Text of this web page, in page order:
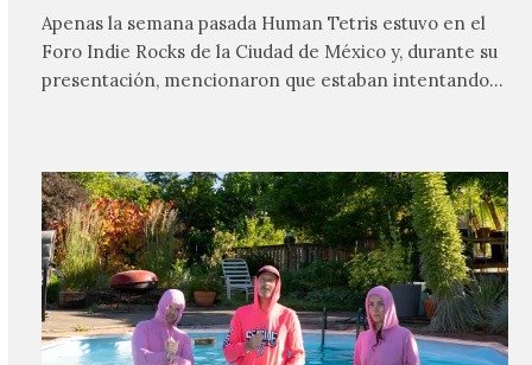
Apenas la semana pasada Human Tetris estuvo en el
Foro Indie Rocks de la Ciudad de México y, durante su
presentación, mencionaron que estaban intentando…